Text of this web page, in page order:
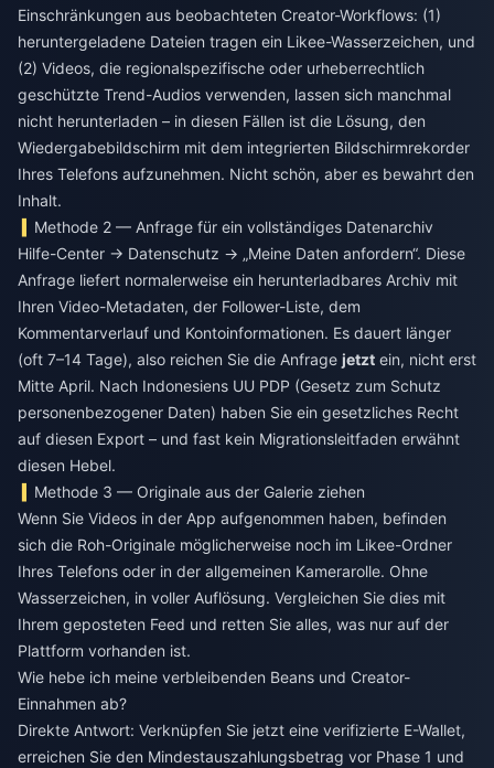
Einschränkungen aus beobachteten Creator-Workflows: (1)
heruntergeladene Dateien tragen ein Likee-Wasserzeichen, und
(2) Videos, die regionalspezifische oder urheberrechtlich
geschützte Trend-Audios verwenden, lassen sich manchmal
nicht herunterladen – in diesen Fällen ist die Lösung, den
Wiedergabebildschirm mit dem integrierten Bildschirmrekorder
Ihres Telefons aufzunehmen. Nicht schön, aber es bewahrt den
Inhalt.
Methode 2 — Anfrage für ein vollständiges Datenarchiv
Hilfe-Center → Datenschutz → „Meine Daten anfordern“. Diese
Anfrage liefert normalerweise ein herunterladbares Archiv mit
Ihren Video-Metadaten, der Follower-Liste, dem
Kommentarverlauf und Kontoinformationen. Es dauert länger
(oft 7–14 Tage), also reichen Sie die Anfrage jetzt ein, nicht erst
Mitte April. Nach Indonesiens UU PDP (Gesetz zum Schutz
personenbezogener Daten) haben Sie ein gesetzliches Recht
auf diesen Export – und fast kein Migrationsleitfaden erwähnt
diesen Hebel.
Methode 3 — Originale aus der Galerie ziehen
Wenn Sie Videos in der App aufgenommen haben, befinden
sich die Roh-Originale möglicherweise noch im Likee-Ordner
Ihres Telefons oder in der allgemeinen Kamerarolle. Ohne
Wasserzeichen, in voller Auflösung. Vergleichen Sie dies mit
Ihrem geposteten Feed und retten Sie alles, was nur auf der
Plattform vorhanden ist.
Wie hebe ich meine verbleibenden Beans und Creator-
Einnahmen ab?
Direkte Antwort: Verknüpfen Sie jetzt eine verifizierte E-Wallet,
erreichen Sie den Mindestauszahlungsbetrag vor Phase 1 und